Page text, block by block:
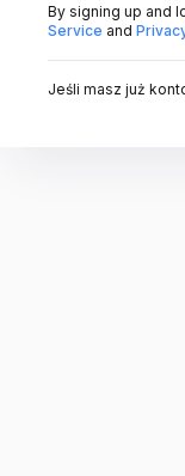
By signing up and
Service and
Jeśli masz już